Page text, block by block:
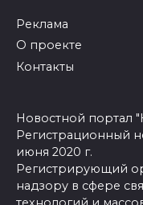
Реклама
О проекте
Контакты
Новостной портал
Регистрационный
июня 2020 г.
Регистрирующий
надзору в сфере